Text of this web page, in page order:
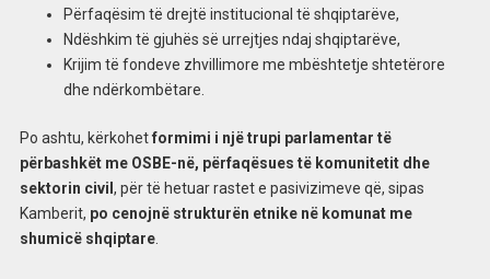
Përfaqësim të drejtë institucional të shqiptarëve,
Ndëshkim të gjuhës së urrejtjes ndaj shqiptarëve,
Krijim të fondeve zhvillimore me mbështetje shtetërore
dhe ndërkombëtare.
Po ashtu, kërkohetformimi i një trupi parlamentar të
përbashkët me OSBE-në, përfaqësues të komunitetit dhe
sektorin civil , për të hetuar rastet e pasivizimeve që, sipas
Kamberit, po cenojnë strukturën etnike në komunat me
shumicë shqiptare.